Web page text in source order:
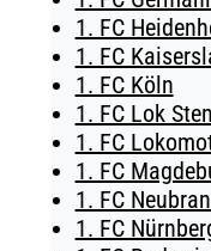
TICKETING
1. FC
1. FC
1. FC Köln
1. FC Lok
1. FC
1. FC
1. FC
1. FC